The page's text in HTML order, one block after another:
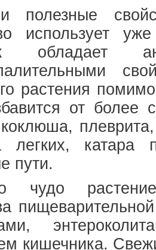
полезные
использует
обладает
растения
от более
легких,
пути.
чудо
кишечника.